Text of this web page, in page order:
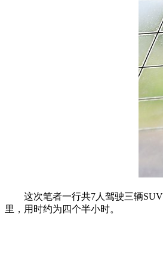
这次笔者一行共7人驾驶三辆SUV
里，用时约为四个半小时。